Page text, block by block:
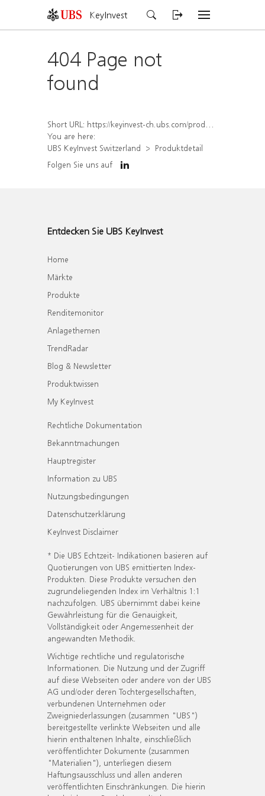
KeyInvest
404 Page not
found
Short URL: https://keyinvest-ch.ubs.com/produkt/detail/index/isin/CH1574364639
You are here:
UBS KeyInvest Switzerland
Produktdetail
Folgen Sie uns auf
Entdecken Sie UBS KeyInvest
Home
Märkte
Produkte
Renditemonitor
Anlagethemen
TrendRadar
Blog & Newsletter
Produktwissen
My KeyInvest
Rechtliche Dokumentation
Bekanntmachungen
Hauptregister
Information zu UBS
Nutzungsbedingungen
Datenschutzerklärung
KeyInvest Disclaimer
* Die UBS Echtzeit- Indikationen basieren auf
Quotierungen von UBS emittierten Index-
Produkten. Diese Produkte versuchen den
zugrundeliegenden Index im Verhältnis 1:1
nachzufolgen. UBS übernimmt dabei keine
Gewährleistung für die Genauigkeit,
Vollständigkeit oder Angemessenheit der
angewandten Methodik.
Wichtige rechtliche und regulatorische
Informationen. Die Nutzung und der Zugriff
auf diese Webseiten oder andere von der UBS
AG und/oder deren Tochtergesellschaften,
verbundenen Unternehmen oder
Zweigniederlassungen (zusammen "UBS")
bereitgestellte verlinkte Webseiten und alle
hierin enthaltenen Inhalte, einschließlich
veröffentlichter Dokumente (zusammen
"Materialien"), unterliegen diesem
Haftungsausschluss und allen anderen
veröffentlichten Einschränkungen. Die hierin